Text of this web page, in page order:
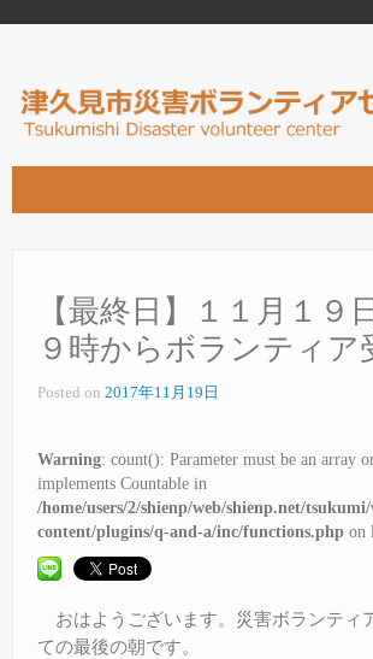
よくある質問
マスコミの皆様へ
【最終日】１１月１９
９時からボランティア
Posted on 2017年11月19日
Warning: count(): Parameter must be an array
implements Countable in
/home/users/2/shienp/web/shienp.net/
content/plugins/q-and-a/inc/functions.php on
おはようございます。災害ボランティ
ての最後の朝です。